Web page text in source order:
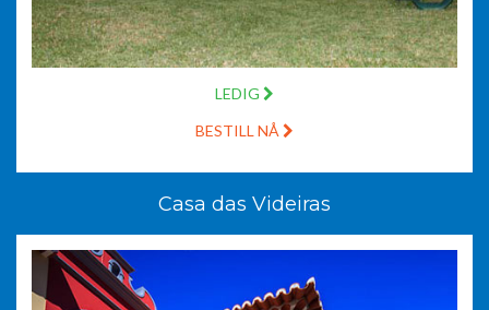
LEDIG
BESTILL NÅ
Casa das Videiras